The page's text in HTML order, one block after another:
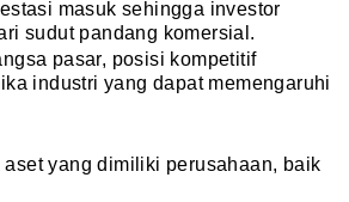
masuk sehingga investor
sudut pandang komersial.
pasar, posisi kompetitif
industri yang dapat memengaruhi
yang dimiliki perusahaan, baik